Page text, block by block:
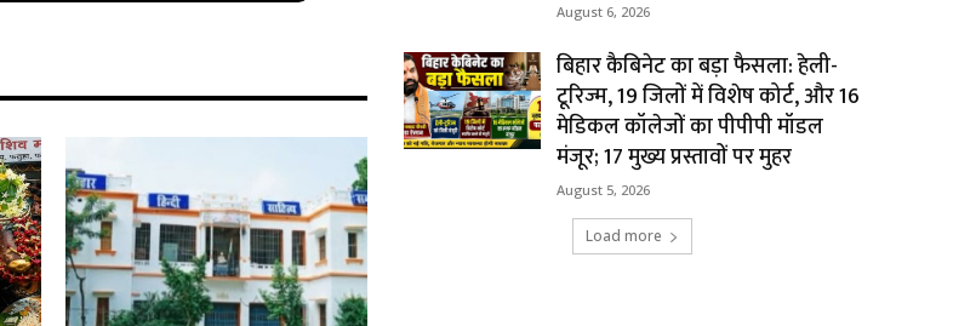
August 6, 2026
बिहार कैबिनेट का बड़ा फैसला: हेली-
टूरिज्म, 19 जिलों में विशेष कोर्ट, और 16
मेडिकल कॉलेजों का पीपीपी मॉडल
मंजूर; 17 मुख्य प्रस्तावों पर मुहर
August 5, 2026
Load more